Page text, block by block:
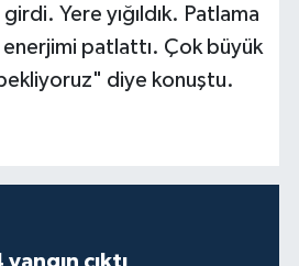
Yere yığıldık. Patlama
enerjimi patlattı. Çok büyük
diye konuştu.